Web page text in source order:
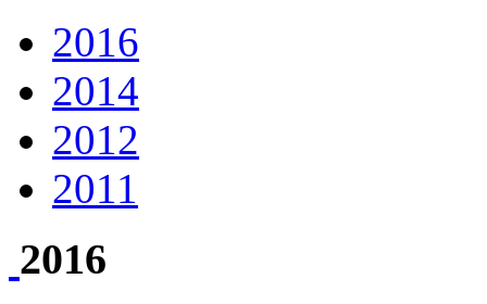
2016
2014
2012
2011
2016